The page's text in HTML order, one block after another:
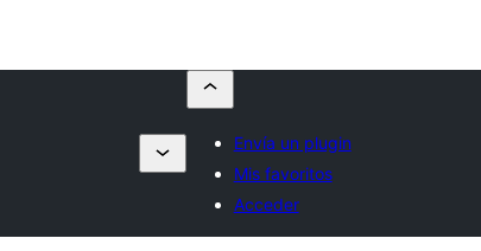
Envía un plugin
Mis favoritos
Acceder